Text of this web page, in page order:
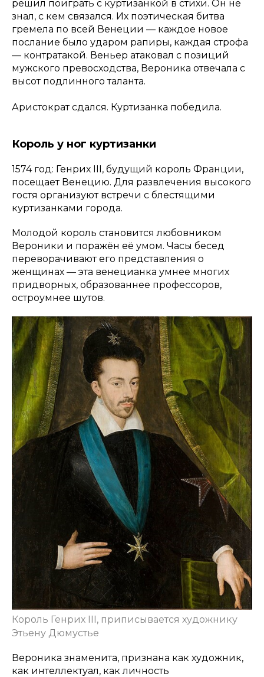
решил поиграть с куртизанкой в стихи. Он не
знал, с кем связался. Их поэтическая битва
гремела по всей Венеции — каждое новое
послание было ударом рапиры, каждая строфа
— контратакой. Веньер атаковал с позиций
мужского превосходства, Вероника отвечала с
высот подлинного таланта.
Аристократ сдался. Куртизанка победила.
Король у ног куртизанки
1574 год: Генрих III, будущий король Франции,
посещает Венецию. Для развлечения высокого
гостя организуют встречи с блестящими
куртизанками города.
Молодой король становится любовником
Вероники и поражён её умом. Часы бесед
переворачивают его представления о
женщинах — эта венецианка умнее многих
придворных, образованнее профессоров,
остроумнее шутов.
Король Генрих III, приписывается художнику
Этьену Дюмустье
Вероника знаменита, признана как художник,
как интеллектуал, как личность